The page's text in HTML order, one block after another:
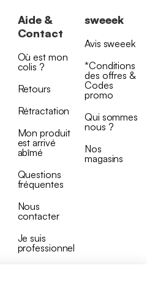
Aide &
Contact
Où est mon
colis ?
Retours
Rétractation
Mon produit
est arrivé
abîmé
Questions
fréquentes
Nous
contacter
Je suis
professionnel
sweeek
Avis sweeek
*Conditions
des offres &
Codes
promo
Qui sommes
nous ?
Nos
magasins